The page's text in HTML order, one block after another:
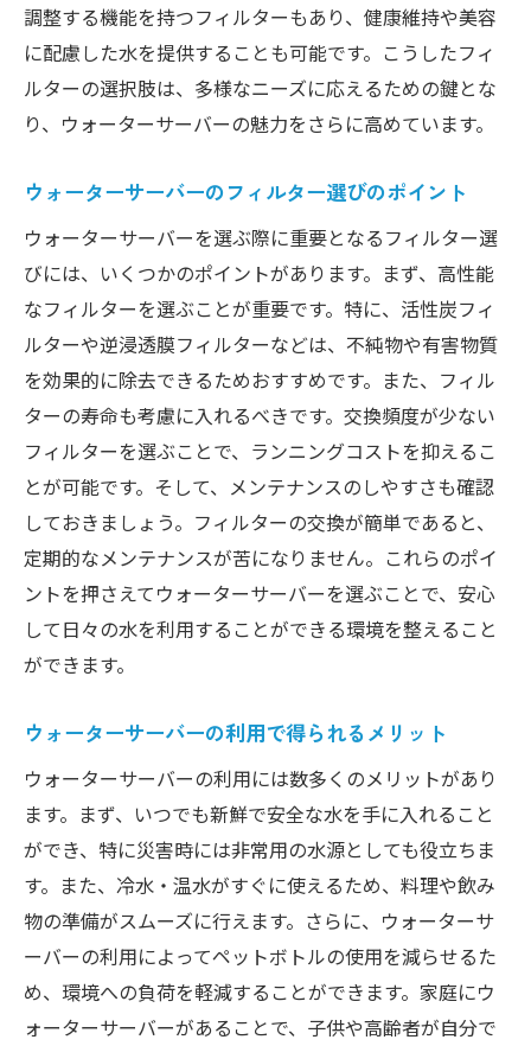
調整する機能を持つフィルターもあり、健康維持や美容
に配慮した水を提供することも可能です。こうしたフィ
ルターの選択肢は、多様なニーズに応えるための鍵とな
り、ウォーターサーバーの魅力をさらに高めています。
ウォーターサーバーのフィルター選びのポイント
ウォーターサーバーを選ぶ際に重要となるフィルター選
びには、いくつかのポイントがあります。まず、高性能
なフィルターを選ぶことが重要です。特に、活性炭フィ
ルターや逆浸透膜フィルターなどは、不純物や有害物質
を効果的に除去できるためおすすめです。また、フィル
ターの寿命も考慮に入れるべきです。交換頻度が少ない
フィルターを選ぶことで、ランニングコストを抑えるこ
とが可能です。そして、メンテナンスのしやすさも確認
しておきましょう。フィルターの交換が簡単であると、
定期的なメンテナンスが苦になりません。これらのポイ
ントを押さえてウォーターサーバーを選ぶことで、安心
して日々の水を利用することができる環境を整えること
ができます。
ウォーターサーバーの利用で得られるメリット
ウォーターサーバーの利用には数多くのメリットがあり
ます。まず、いつでも新鮮で安全な水を手に入れること
ができ、特に災害時には非常用の水源としても役立ちま
す。また、冷水・温水がすぐに使えるため、料理や飲み
物の準備がスムーズに行えます。さらに、ウォーターサ
ーバーの利用によってペットボトルの使用を減らせるた
め、環境への負荷を軽減することができます。家庭にウ
ォーターサーバーがあることで、子供や高齢者が自分で